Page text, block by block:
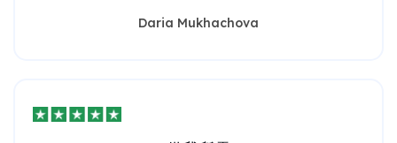
Daria Mukhachova